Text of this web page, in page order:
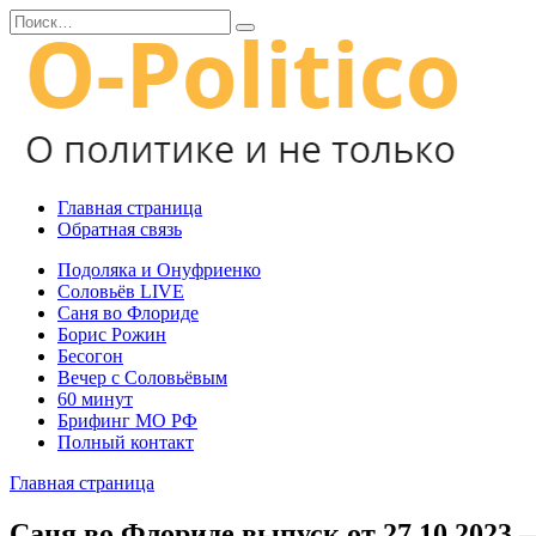
Перейти
к
содержанию
Search
for:
Главная страница
Обратная связь
Подоляка и Онуфриенко
Соловьёв LIVE
Саня во Флориде
Борис Рожин
Бесогон
Вечер с Соловьёвым
60 минут
Брифинг МО РФ
Полный контакт
Главная страница